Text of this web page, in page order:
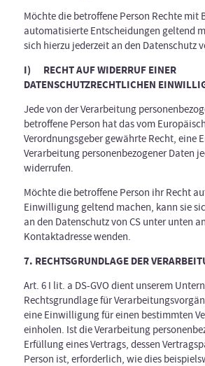
Möchte die betroffene Person Rechte mit
automatisierte Entscheidungen geltend
sich hierzu jederzeit an den Datenschutz
I) RECHT AUF WIDERRUF EINER
DATENSCHUTZRECHTLICHEN
Jede von der Verarbeitung
betroffene Person hat das vom
Verordnungsgeber gewährte Recht, eine
Verarbeitung personenbezogener Daten
widerrufen.
Möchte die betroffene Person ihr Recht
Einwilligung geltend machen, kann sie
an den Datenschutz von CS unter unten
Kontaktadresse wenden.
7. RECHTSGRUNDLAGE DER
Art. 6 I lit. a DS-GVO dient unserem
Rechtsgrundlage für
eine Einwilligung für einen bestimmten
einholen. Ist die Verarbeitung
Erfüllung eines Vertrags, dessen
Person ist, erforderlich, wie dies